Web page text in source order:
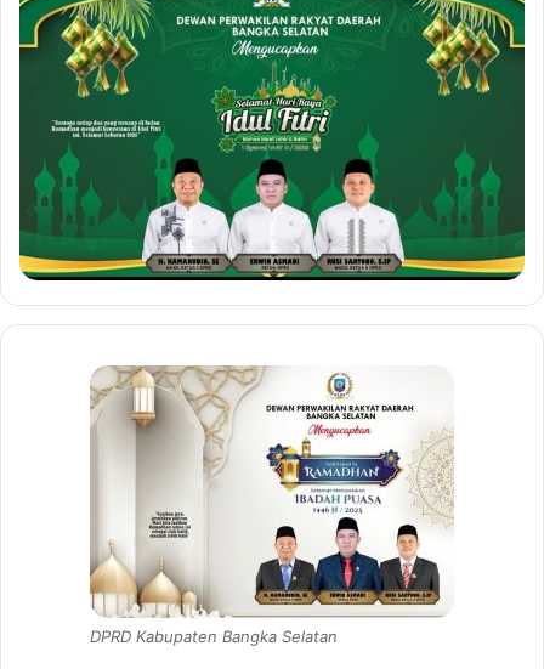
DPRD Kabupaten Bangka Selatan